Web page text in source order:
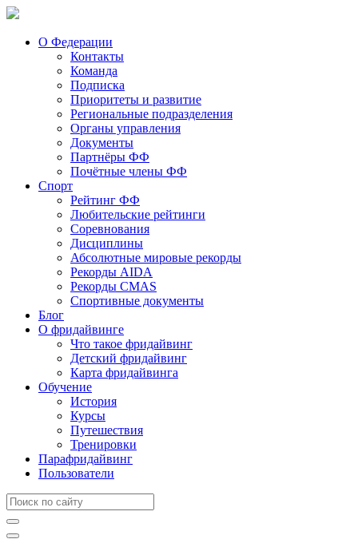
О Федерации
Контакты
Команда
Подписка
Приоритеты и развитие
Региональные подразделения
Органы управления
Документы
Партнёры ФФ
Почётные члены ФФ
Спорт
Рейтинг ФФ
Любительские рейтинги
Соревнования
Дисциплины
Абсолютные мировые рекорды
Рекорды AIDA
Рекорды CMAS
Спортивные документы
Блог
О фридайвинге
Что такое фридайвинг
Детский фридайвинг
Карта фридайвинга
Обучение
История
Курсы
Путешествия
Тренировки
Парафридайвинг
Пользователи